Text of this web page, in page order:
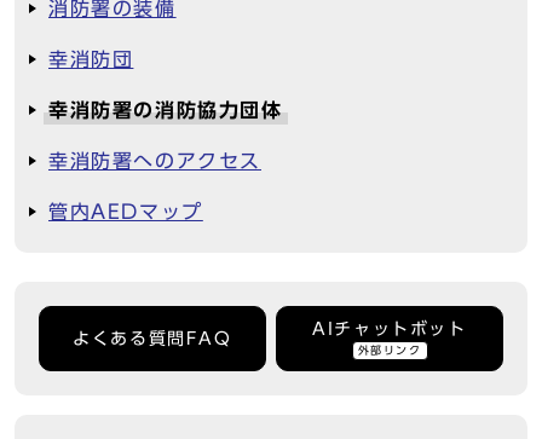
消防署の装備
幸消防団
幸消防署の消防協力団体
幸消防署へのアクセス
管内AEDマップ
よくある質問FAQ
AIチャットボット
外部リンク